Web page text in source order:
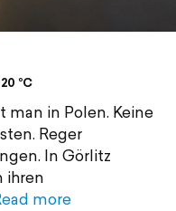
°C
man in Polen. Keine
Reger
In Görlitz
ihren
more